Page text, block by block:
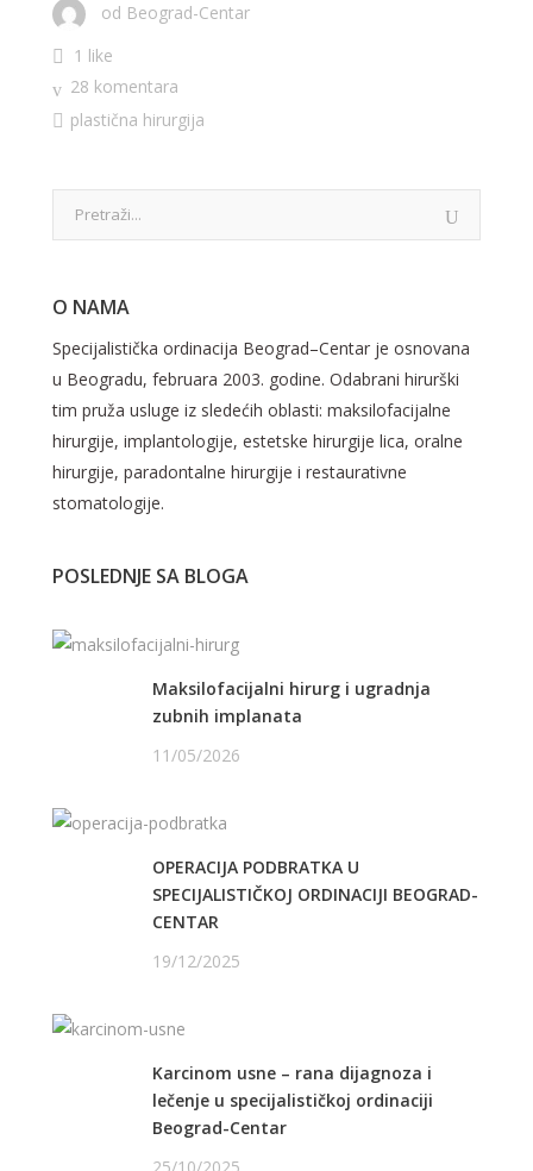
od Beograd-Centar
1 like
28 komentara
plastična hirurgija
O NAMA
Specijalistička ordinacija Beograd–Centar je osnovana
u Beogradu, februara 2003. godine. Odabrani hirurški
tim pruža usluge iz sledećih oblasti: maksilofacijalne
hirurgije, implantologije, estetske hirurgije lica, oralne
hirurgije, paradontalne hirurgije i restaurativne
stomatologije.
POSLEDNJE SA BLOGA
Maksilofacijalni hirurg i ugradnja
zubnih implanata
11/05/2026
OPERACIJA PODBRATKA U
SPECIJALISTIČKOJ ORDINACIJI BEOGRAD-
CENTAR
19/12/2025
Karcinom usne – rana dijagnoza i
lečenje u specijalističkoj ordinaciji
Beograd-Centar